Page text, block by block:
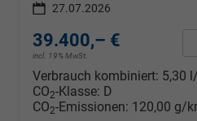
27.07.2026
39.400,– €
incl. 19% MwSt.
Verbrauch kombiniert: 5,30
CO2-Klasse: D
CO2-Emissionen: 120,00 g/